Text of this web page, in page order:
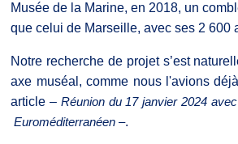
Musée de la Marine, en 2018, un
que celui de Marseille, avec ses 2 600
Notre recherche de projet s’est
axe muséal, comme nous l'avions
article – Réunion du 17 janvier 2024
Euroméditerranéen –.